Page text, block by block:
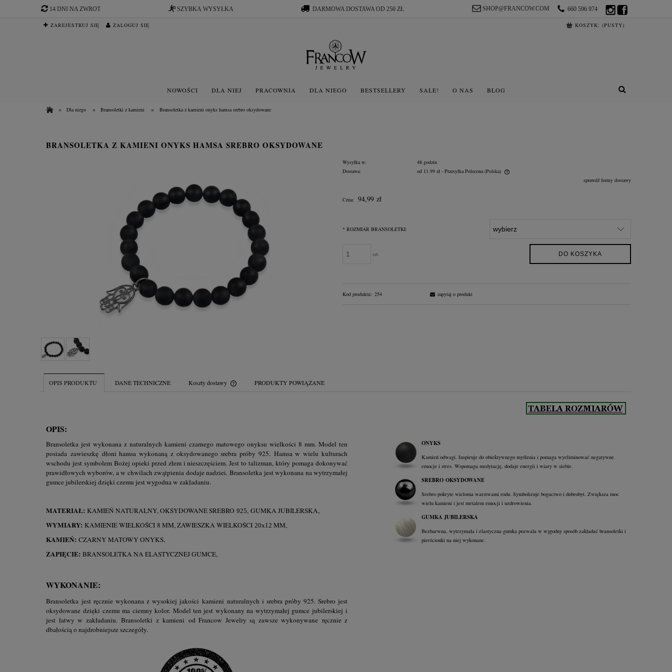
14 DNI NA ZWROT SZYBKA WYSYŁKA DARMOWA DOSTAWA OD 250 ZŁ 660 596 974
SHOP@FRANCOW.COM
ZAREJESTRUJ SIĘ ZALOGUJ SIĘ KOSZYK: (PUSTY)
NOWOŚCI DLA NIEJ PRACOWNIA DLA NIEGO BESTSELLERY SALE! O NAS BLOG
» Dla niego » Bransoletki z kamieni » Bransoletka z kamieni onyks hamsa srebro oksydowane
BRANSOLETKA Z KAMIENI ONYKS HAMSA SREBRO OKSYDOWANE
Wysyłka w:
48 godzin
Dostawa:
od 11,99 zł - Przesyłka Polecona (Polska)
płatności
sprawdź formy dostawy
Cena: 94,99 zł
* ROZMIAR BRANSOLETKI:
szt. DO KOSZYKA
Kod produktu: 254 zapytaj o produkt
OPIS PRODUKTU DANE TECHNICZNE Koszty dostawy PRODUKTY POWIĄZANE
OPIS:
Bransoletka jest wykonana z naturalnych kamieni czarnego matowego onyksu wielkości 8 mm. Model ten
posiada zawieszkę dłoni hamsa wykonaną z oksydowanego srebra próby 925. Hamsa w wielu kulturach
wschodu jest symbolem Bożej opieki przed złem i nieszczęściem. Jest to talizman, który pomaga dokonywać
prawidłowych wyborów, a w chwilach zwątpienia dodaje nadziei.Bransoletka jest wykonana na wytrzymałej
gumce jubilerskiej dzięki czemu jest wygodna w zakładaniu.
MATERIAŁ: KAMIEŃ NATURALNY, OKSYDOWANE SREBRO 925, GUMKA JUBILERSKA,
WYMIARY: KAMIENIE WIELKOŚCI 8 MM, ZAWIESZKA WIELKOŚCI 20x12 MM,
KAMIEŃ: CZARNY MATOWY ONYKS,
ZAPIĘCIE: BRANSOLETKA NA ELASTYCZNEJ GUMCE,
WYKONANIE:
Bransoletka jest ręcznie wykonana z wysokiej jakości kamieni naturalnych i srebra próby 925. Srebro jest
oksydowane dzięki czemu ma ciemny kolor. Model ten jest wykonany na wytrzymałej gumce jubilerskiej i
jest łatwy w zakładaniu. Bransoletki z kamieni od Francow Jewelry są zawsze wykonywane ręcznie z
dbałością o najdrobniejsze szczegóły.
ONYKS
Kamień odwagi. Inspiruje do obiektywnego myślenia i pomaga wyeliminować negatywne
emocje i stres. Wspomaga medytację, dodaje energii i wiary w siebie.
SREBRO OKSYDOWANE
Srebro pokryte wieloma warstwami rodu. Symbolizuje bogactwo i dobrobyt. Zwiększa moc
wielu kamieni i jest metalem emocji i uzdrowienia.
GUMKA JUBILERSKA
Bezbarwna, wytrzymała i elastyczna gumka pozwala w wygodny sposób zakładać bransoletki i
pierścionki na niej wykonane.